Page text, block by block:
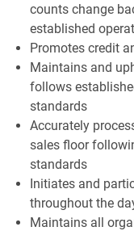
counts change
established
Promotes credit
Maintains and
follows
standards
Accurately
sales floor
standards
Initiates and
throughout the
Maintains all